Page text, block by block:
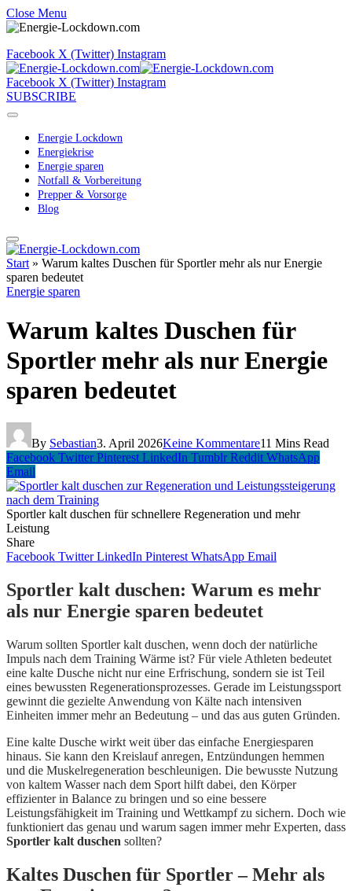
Close Menu
Facebook X (Twitter) Instagram
Facebook X (Twitter) Instagram
SUBSCRIBE
Energie Lockdown
Energiekrise
Energie sparen
Notfall & Vorbereitung
Prepper & Vorsorge
Blog
Start » Warum kaltes Duschen für Sportler mehr als nur Energie
sparen bedeutet
Energie sparen
Warum kaltes Duschen für
Sportler mehr als nur Energie
sparen bedeutet
By Sebastian3. April 2026Keine Kommentare11 Mins Read
Facebook Twitter Pinterest LinkedIn Tumblr Reddit WhatsApp
Email
Sportler kalt duschen für schnellere Regeneration und mehr
Leistung
Share
Facebook Twitter LinkedIn Pinterest WhatsApp Email
Sportler kalt duschen: Warum es mehr
als nur Energie sparen bedeutet
Warum sollten Sportler kalt duschen, wenn doch der natürliche
Impuls nach dem Training Wärme ist? Für viele Athleten bedeutet
eine kalte Dusche nicht nur eine Erfrischung, sondern sie ist Teil
eines bewussten Regenerationsprozesses. Gerade im Leistungssport
gewinnt die gezielte Anwendung von Kälte nach intensiven
Einheiten immer mehr an Bedeutung – und das aus guten Gründen.
Eine kalte Dusche wirkt weit über das einfache Energiesparen
hinaus. Sie kann den Kreislauf anregen, Entzündungen hemmen
und die Muskelregeneration beschleunigen. Die bewusste Nutzung
von kaltem Wasser nach dem Sport hilft dabei, den Körper
effizienter in Balance zu bringen und so eine bessere
Leistungsfähigkeit im Training und Wettkampf zu sichern. Doch wie
funktioniert das genau und warum sagen immer mehr Experten, dass
Sportler kalt duschen sollten?
Kaltes Duschen für Sportler – Mehr als